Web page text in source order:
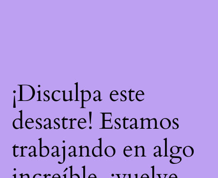
¡Disculpa este
desastre! Estamos
trabajando en algo